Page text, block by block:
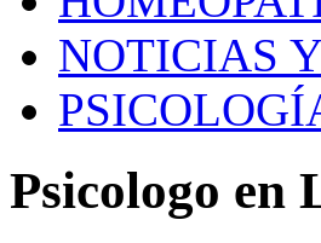
NOTICIAS
Psicologo en